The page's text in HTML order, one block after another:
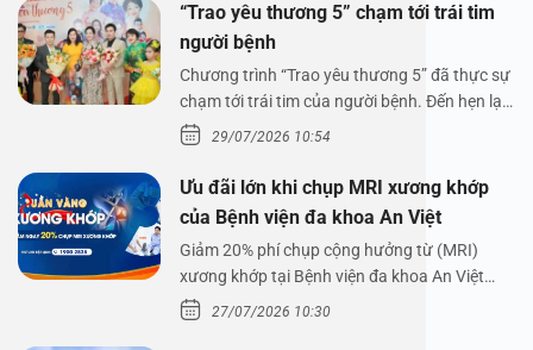
“Trao yêu thương 5” chạm tới trái tim
người bệnh
Chương trình “Trao yêu thương 5” đã thực sự
chạm tới trái tim của người bệnh. Đến hẹn lại
lên,…29/07/2026 10:54
Ưu đãi lớn khi chụp MRI xương khớp
của Bệnh viện đa khoa An Việt
Giảm 20% phí chụp cộng hưởng từ (MRI)
xương khớp tại Bệnh viện đa khoa An Việt
Bệnh viện đa…
27/07/2026 10:30